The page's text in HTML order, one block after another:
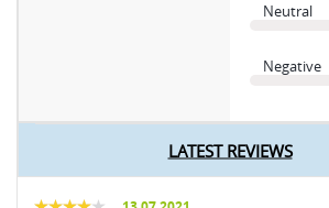
Neutral
Negative
LATEST REVIEWS